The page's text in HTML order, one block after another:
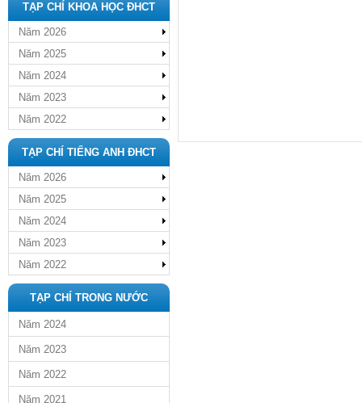
TẠP CHÍ KHOA HỌC ĐHCT
Năm 2026
Năm 2025
Năm 2024
Năm 2023
Năm 2022
TẠP CHÍ TIẾNG ANH ĐHCT
Năm 2026
Năm 2025
Năm 2024
Năm 2023
Năm 2022
TẠP CHÍ TRONG NƯỚC
Năm 2024
Năm 2023
Năm 2022
Năm 2021